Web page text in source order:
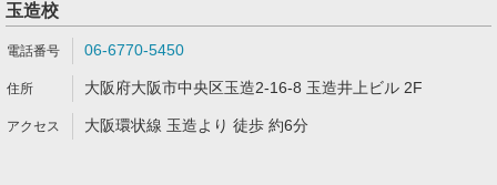
玉造校
06-6770-5450
大阪府大阪市中央区玉造2-16-8 玉造井上ビル 2F
大阪環状線 玉造より 徒歩 約6分